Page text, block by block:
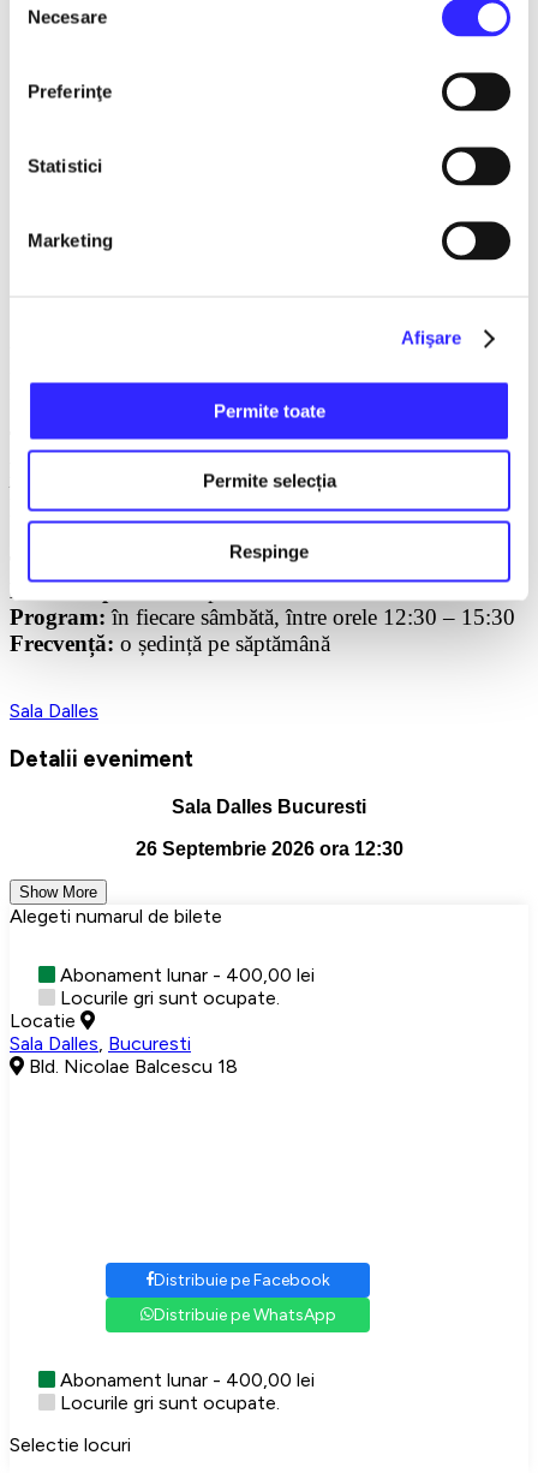
consimțământului
Necesare
Preferinţe
Statistici
Marketing
Afişare
Permite toate
Permite selecția
Respinge
cultivarea expresivității și a interpretării artistice;
dezvoltarea încrederii în sine și a prezenței scenice;
explorarea repertoriului de musical, adaptat vârstei și
Atelierul se desfășoară în grupe restrânse și este
Toți participanții vor lua parte la unspectacol organizat
în practică elementele învățate și să trăiască experiența
unei apariții scenice complete.
Data începerii:26 septembrie
Program: în fiecare sâmbătă, între orele 12:30 – 15:30
Frecvență: o ședință pe săptămână
Sala Dalles
Detalii eveniment
Sala Dalles Bucuresti
26 Septembrie 2026 ora 12:30
Show More
Alegeti numarul de bilete
Abonament lunar - 400,00 lei
Locurile gri sunt ocupate.
Locatie
Sala Dalles Bucuresti
Bld. Nicolae Balcescu 18
Distribuie pe Facebook
Distribuie pe WhatsApp
Abonament lunar - 400,00 lei
Locurile gri sunt ocupate.
Selectie locuri